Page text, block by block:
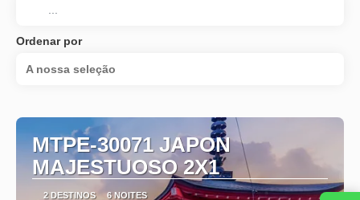
Ordenar por
A nossa seleção
MTPE-30071 JAPON
MAJESTUOSO 2X1
2 DESTINOS 6 NOITES